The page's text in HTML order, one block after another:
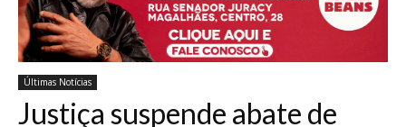
Últimas Notícias
Justiça suspende abate de